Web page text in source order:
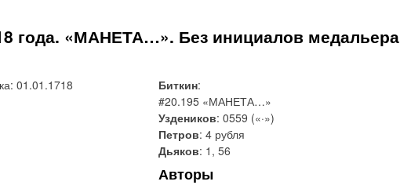
года. «МАНЕТА…». Без инициалов медальера
01.01.1718 Биткин:
#20.195 «МАНЕТА…»
Уздеников: 0559 («·»)
Петров: 4 рубля
Дьяков: 1, 56
Авторы